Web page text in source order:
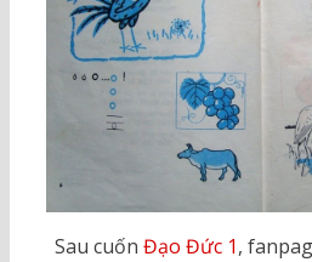
Sau cuốn Đạo Đức 1,